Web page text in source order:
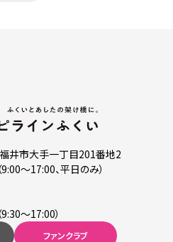
井市大手一丁目201番地2
～17:00、平日のみ）
～17:00）
ファンクラブ